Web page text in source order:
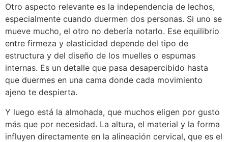
Otro aspecto relevante es la independencia de lechos,
especialmente cuando duermen dos personas. Si uno se
mueve mucho, el otro no debería notarlo. Ese equilibrio
entre firmeza y elasticidad depende del tipo de
estructura y del diseño de los muelles o espumas
internas. Es un detalle que pasa desapercibido hasta
que duermes en una cama donde cada movimiento
ajeno te despierta.
Y luego está la almohada, que muchos eligen por gusto
más que por necesidad. La altura, el material y la forma
influyen directamente en la alineación cervical, que es el